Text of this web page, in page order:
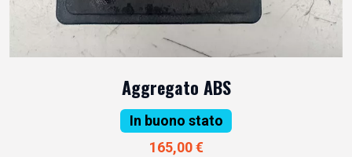
Aggregato ABS
In buono stato
165,00 €